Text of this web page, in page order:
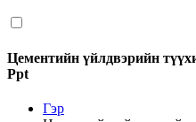
Цементийн үйлдвэрийн
Ppt
Гэр